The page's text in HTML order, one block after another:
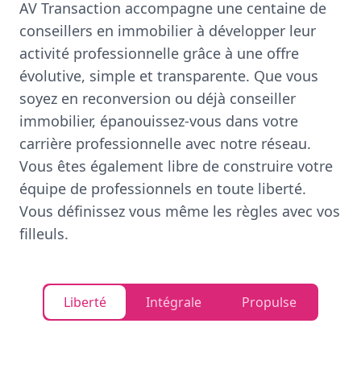
AV Transaction accompagne une centaine de
conseillers en immobilier à développer leur
activité professionnelle grâce à une offre
évolutive, simple et transparente. Que vous
soyez en reconversion ou déjà conseiller
immobilier, épanouissez-vous dans votre
carrière professionnelle avec notre réseau.
Vous êtes également libre de construire votre
équipe de professionnels en toute liberté.
Vous définissez vous même les règles avec vos
filleuls.
Liberté Intégrale Propulse